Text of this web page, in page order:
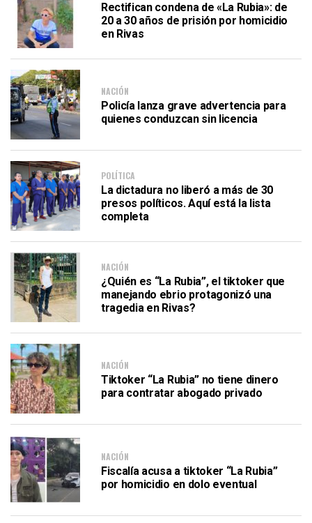
Rectifican condena de «La Rubia»: de
20 a 30 años de prisión por homicidio
en Rivas
NACIÓN
Policía lanza grave advertencia para
quienes conduzcan sin licencia
POLÍTICA
La dictadura no liberó a más de 30
presos políticos. Aquí está la lista
completa
NACIÓN
¿Quién es “La Rubia”, el tiktoker que
manejando ebrio protagonizó una
tragedia en Rivas?
NACIÓN
Tiktoker “La Rubia” no tiene dinero
para contratar abogado privado
NACIÓN
Fiscalía acusa a tiktoker “La Rubia”
por homicidio en dolo eventual